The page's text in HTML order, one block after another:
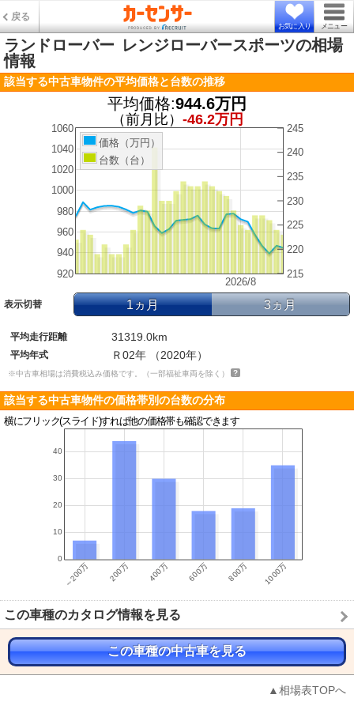
戻る
お気に入り メニュー
ランドローバー レンジローバースポーツの相場
情報
該当する中古車物件の平均価格と台数の推移
平均価格:944.6万円
（前月比） -46.2万円
2026/8
920
940
960
980
1000
1020
1040
1060
215
220
225
230
235
240
245
価格（万円）
台数（台）
表示切替 1ヵ月 3ヵ月
平均走行距離 31319.0km
平均年式 Ｒ02年 （2020年）
※中古車相場は消費税込み価格です。（一部福祉車両を除く）
該当する中古車物件の価格帯別の台数の分布
横にフリック(スライド)すれば他の価格帯も確認できます
この車種のカタログ情報を見る
この車種の中古車を見る
▲相場表TOPへ